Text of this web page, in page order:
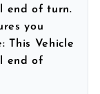
end of turn.
you
This Vehicle
end of